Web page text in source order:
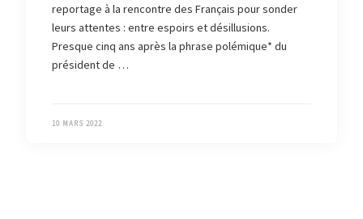
reportage à la rencontre des Français pour sonder
leurs attentes : entre espoirs et désillusions.
Presque cinq ans après la phrase polémique* du
président de …
10 MARS 2022